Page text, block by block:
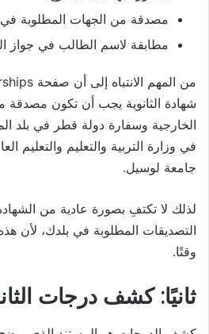
مصدقة من الجهات المطلوبة في
مطابقة لاسم الطالب في جواز
شهادة الثانوية يجب أن تكون مصدقة
الخارجية وسفارة دولة قطر في بلد
في وزارة التربية والتعليم
جامعة لوسيل.
لذلك لا تكتفِ بصورة عادية من
التصديقات المطلوبة في بلدك، لأن
وقتًا.
ثانيًا: كشف درجات